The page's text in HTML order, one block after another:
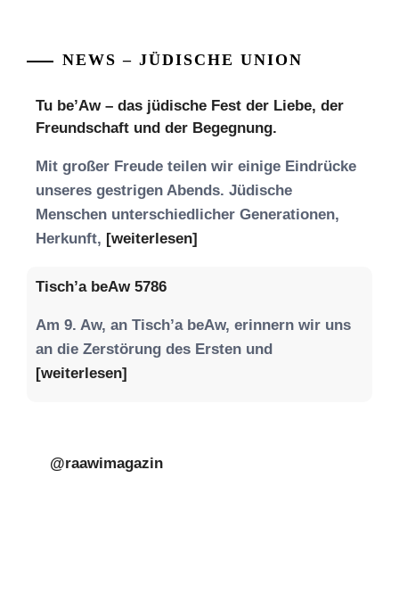
NEWS – JÜDISCHE UNION
Tu be’Aw – das jüdische Fest der Liebe, der
Freundschaft und der Begegnung.
Mit großer Freude teilen wir einige Eindrücke
unseres gestrigen Abends. Jüdische
Menschen unterschiedlicher Generationen,
Herkunft, [weiterlesen]
Tisch’a beAw 5786
Am 9. Aw, an Tisch’a beAw, erinnern wir uns
an die Zerstörung des Ersten und
[weiterlesen]
@raawimagazin